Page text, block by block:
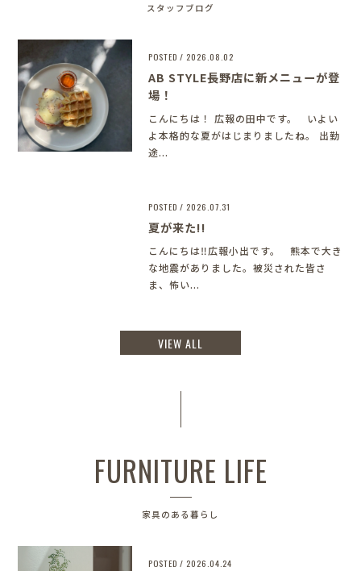
スタッフブログ
POSTED / 2026.08.02
AB STYLE長野店に新メニューが登
場！
こんにちは！ 広報の田中です。 いよい
よ本格的な夏がはじまりましたね。 出勤
途...
POSTED / 2026.07.31
夏が来た!!
こんにちは‼︎広報小出です。 熊本で大き
な地震がありました。被災された皆さ
ま、怖い...
VIEW ALL
FURNITURE LIFE
家具のある暮らし
POSTED / 2026.04.24